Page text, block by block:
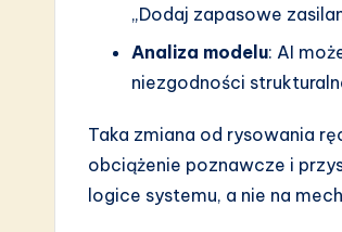
„Dodaj zapasowe
Analiza modelu: AI
niezgodności
Taka zmiana od rysowania
obciążenie poznawcze i
logice systemu, a nie na